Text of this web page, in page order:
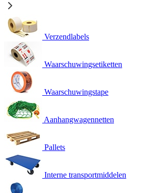
Verzendlabels
Waarschuwingsetiketten
Waarschuwingstape
Aanhangwagennetten
Pallets
Interne transportmiddelen